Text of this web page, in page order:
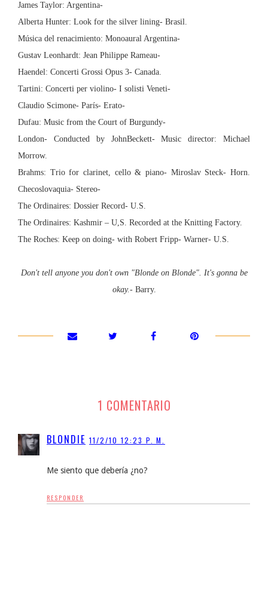
James Taylor: Argentina-
Alberta Hunter: Look for the silver lining- Brasil.
Música del renacimiento: Monoaural Argentina-
Gustav Leonhardt: Jean Philippe Rameau-
Haendel: Concerti Grossi Opus 3- Canada.
Tartini: Concerti per violino- I solisti Veneti-
Claudio Scimone- París- Erato-
Dufau: Music from the Court of Burgundy-
London- Conducted by JohnBeckett- Music director: Michael
Morrow.
Brahms: Trio for clarinet, cello & piano- Miroslav Steck- Horn.
Checoslovaquia- Stereo-
The Ordinaires: Dossier Record- U.S.
The Ordinaires: Kashmir – U,S. Recorded at the Knitting Factory.
The Roches: Keep on doing- with Robert Fripp- Warner- U.S.
Don't tell anyone you don't own "Blonde on Blonde". It's gonna be
okay.- Barry.
1 COMENTARIO
BLONDIE 11/2/10 12:23 P. M.
Me siento que debería ¿no?
RESPONDER